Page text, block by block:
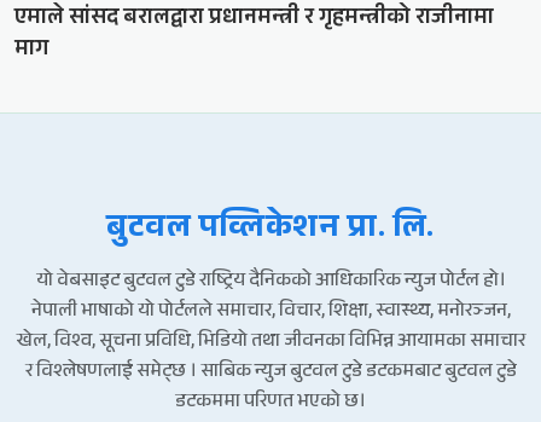
एमाले सांसद बरालद्वारा प्रधानमन्त्री र गृहमन्त्रीको राजीनामा
माग
बुटवल पव्लिकेशन प्रा. लि.
यो वेबसाइट बुटवल टुडे राष्ट्रिय दैनिकको आधिकारिक न्युज पोर्टल हो।
नेपाली भाषाको यो पोर्टलले समाचार, विचार, शिक्षा, स्वास्थ्य, मनोरञ्जन,
खेल, विश्व, सूचना प्रविधि, भिडियो तथा जीवनका विभिन्न आयामका समाचार
र विश्लेषणलाई समेट्छ । साबिक न्युज बुटवल टुडे डटकमबाट बुटवल टुडे
डटकममा परिणत भएको छ।